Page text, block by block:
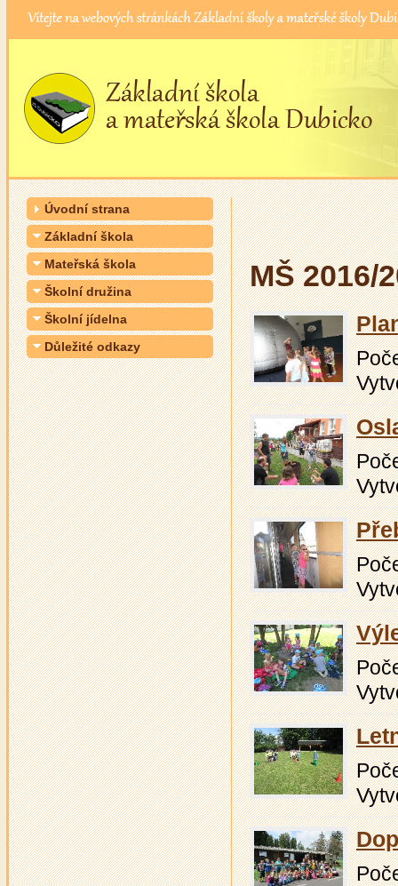
Úvodní strana
Základní škola
Mateřská škola
Školní družina
Školní jídelna
Důležité odkazy
MŠ 2016/